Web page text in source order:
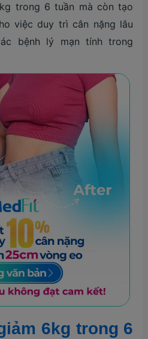
trong 6 tuần mà còn tạo
việc duy trì cân nặng lâu
bệnh lý mạn tính trong
6kg trong 6